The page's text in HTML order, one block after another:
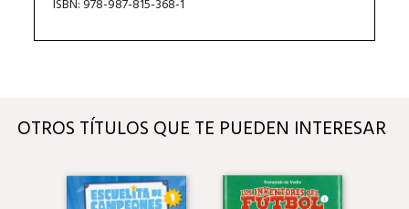
ISBN: 978-987-815-368-1
OTROS TÍTULOS QUE TE PUEDEN INTERESAR